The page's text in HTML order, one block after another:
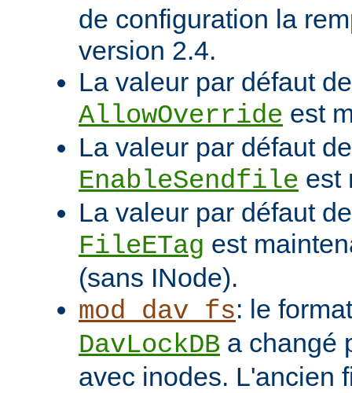
de configuration la
version 2.4.
La valeur par défaut
AllowOverride est
La valeur par défaut
EnableSendfile est
La valeur par défaut
FileETag est
(sans INode).
mod_dav_fs: le
DavLockDB a changé
avec inodes. L'ancien